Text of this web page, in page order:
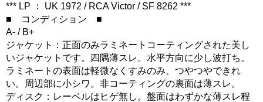
*** LP ： UK 1972 / RCA Victor / SF 8262 ***
■ コンディション ■
A- / B+
ジャケット：正面のみラミネートコーティングされた美し
いジャケットです。四隅薄スレ。水平方向に少し波打ち。
ラミネートの表面は軽微なくすみのみ、つやつやできれ
い。周辺部に小シワ。非コーティングの裏面は薄スレ。
ディスク：レーベルはヒゲ無し。盤面はわずかな薄スレ程